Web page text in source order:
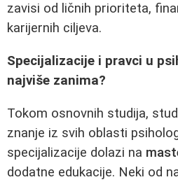
zavisi od ličnih prioriteta,
karijernih ciljeva.
Specijalizacije i pravci u
najviše zanima?
Tokom osnovnih studija,
znanje iz svih oblasti
specijalizacije dolazi na
dodatne edukacije. Neki od